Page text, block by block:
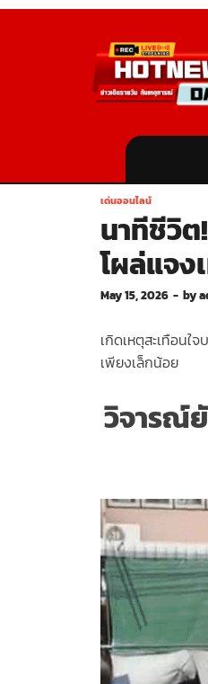
เด่นออนไลน์
นาทีชีวิ
โผล่แจ
May 15, 2026 - by
เกิดเหตุสะเทือนใ
เพียงเล็กน้อย
วิจารณ์